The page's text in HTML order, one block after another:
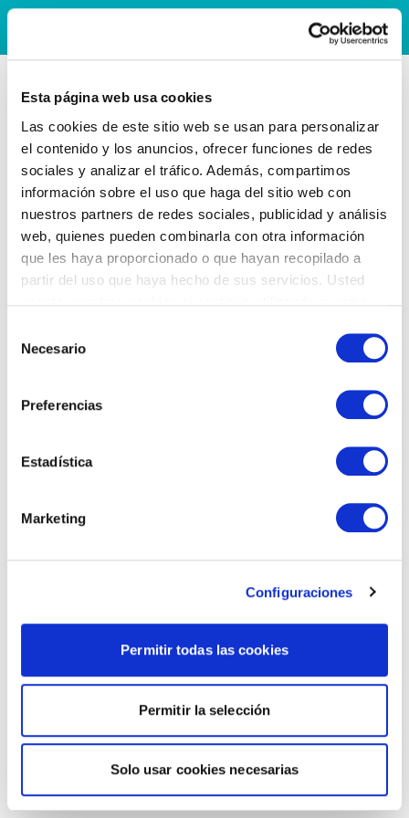
Esta página web usa cookies
Las cookies de este sitio web se usan para personalizar
el contenido y los anuncios, ofrecer funciones de redes
sociales y analizar el tráfico. Además, compartimos
información sobre el uso que haga del sitio web con
nuestros partners de redes sociales, publicidad y análisis
web, quienes pueden combinarla con otra información
que les haya proporcionado o que hayan recopilado a
partir del uso que haya hecho de sus servicios. Usted
Necesario
Preferencias
Estadística
Marketing
Configuraciones
Permitir todas las cookies
Permitir la selección
Solo usar cookies necesarias